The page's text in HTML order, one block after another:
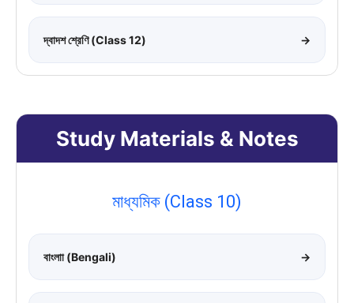
দ্বাদশ শ্রেণি (Class 12) →
Study Materials & Notes
মাধ্যমিক (Class 10)
বাংলাা (Bengali) →